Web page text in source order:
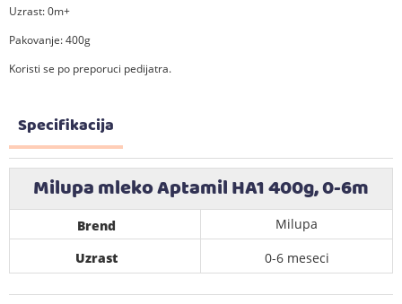
Uzrast: 0m+
Pakovanje: 400g
Koristi se po preporuci pedijatra.
Specifikacija
Milupa mleko Aptamil HA1 400g, 0-6m
Brend
Milupa
Uzrast
0-6 meseci